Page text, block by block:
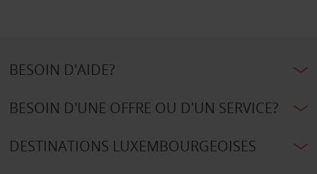
BESOIN D'AIDE?
BESOIN D'UNE OFFRE OU D'UN SERVICE?
DESTINATIONS LUXEMBOURGEOISES